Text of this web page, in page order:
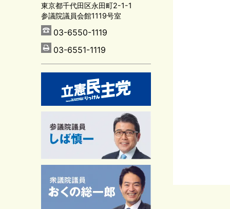
東京都千代田区永田町2-1-1
参議院議員会館1119号室
03-6550-1119
03-6551-1119